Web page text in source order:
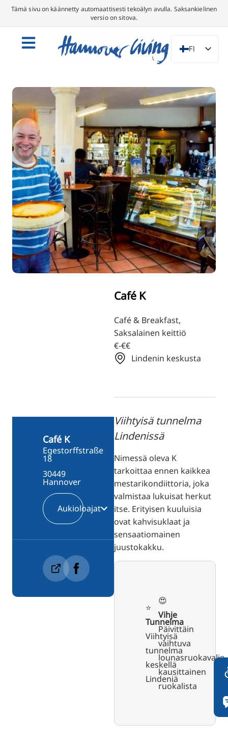
Tämä sivu on käännetty automaattisesti tekoälyn avulla. Saksankielinen
versio on sitova.
FI
DE
NL
ES
IT
DA
SV
FR
PT
TR
RU
ZH
Café K
Café & Breakfast,
Saksalainen keittiö
€-€€
Lindenin keskusta
Viihtyisä tunnelma
Lindenissä
Nimessä oleva K
tarkoittaa ennen kaikkea
mestarikondiittoria, joka
valmistaa lukuisat herkut
itse. Erityisen kuuluisia
ovat kahvisuklaat ja
sensaatiomainen
juustokakku.
⭐️
Tunnelma
Viihtyisä
tunnelma
keskellä
Lindeniä
😍
Vihje
Päivittäin
vaihtuva
lounasruokavalio,
kausittainen
ruokalista
Café K
Egestorffstraße
18
30449
Hannover
Aukioloajat